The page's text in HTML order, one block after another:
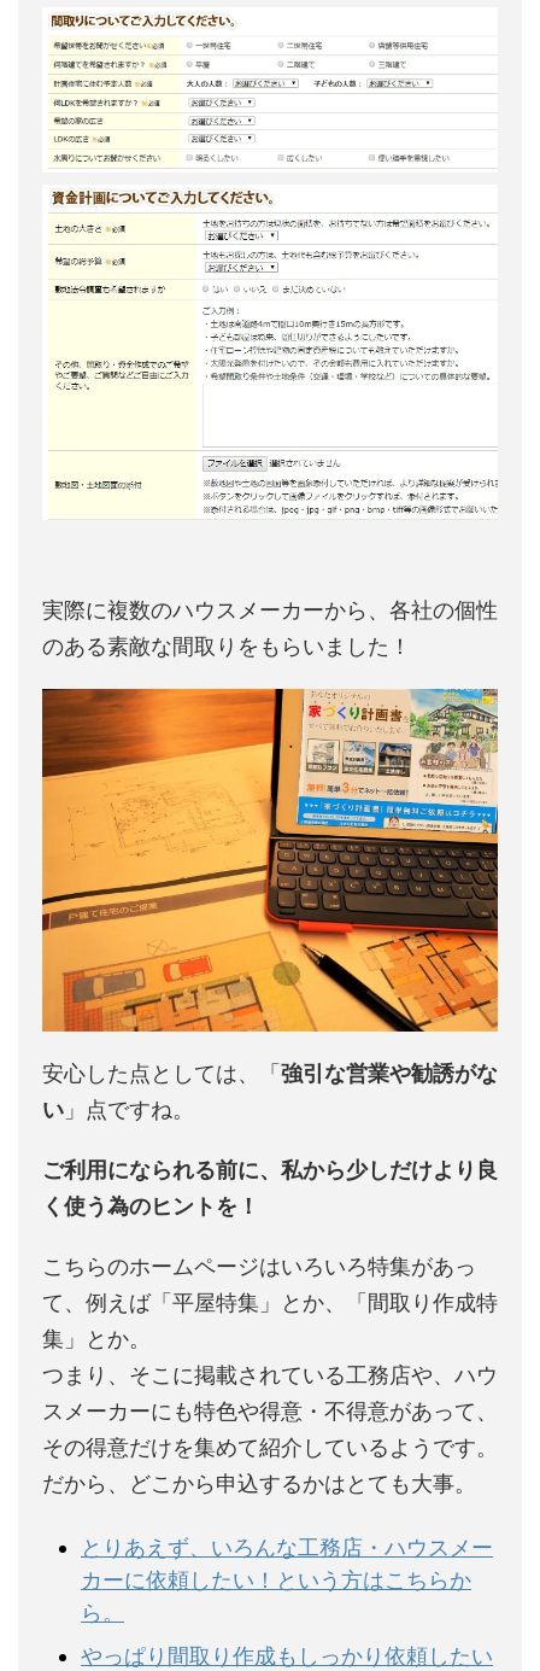
実際に複数のハウスメーカーから、各社の個性
のある素敵な間取りをもらいました！
安心した点としては、「強引な営業や勧誘がな
い 」点ですね。
ご利用になられる前に、私から少しだけより良
く使う為のヒントを！
こちらのホームページはいろいろ特集があっ
て、例えば「平屋特集」とか、「間取り作成特
集」とか。
つまり、そこに掲載されている工務店や、ハウ
スメーカーにも特色や得意・不得意があって、
その得意だけを集めて紹介しているようです。
だから、どこから申込するかはとても大事。
とりあえず、いろんな工務店・ハウスメー
カーに依頼したい！という方はこちらか
ら。
やっぱり間取り作成もしっかり依頼したい